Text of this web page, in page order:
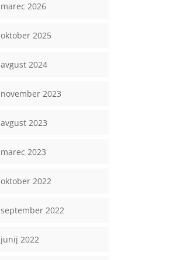
marec 2026
oktober 2025
avgust 2024
november 2023
avgust 2023
marec 2023
oktober 2022
september 2022
junij 2022